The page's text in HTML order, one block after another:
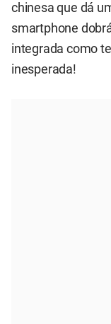
chinesa que dá
smartphone
integrada como
inesperada!